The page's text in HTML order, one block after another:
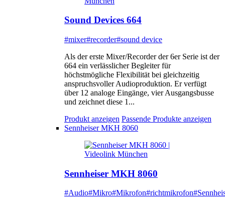
Sound Devices 664
#mixer#recorder#sound device
Als der erste Mixer/Recorder der 6er Serie ist der
664 ein verlässlicher Begleiter für
höchstmögliche Flexibilität bei gleichzeitig
anspruchsvoller Audioproduktion. Er verfügt
über 12 analoge Eingänge, vier Ausgangsbusse
und zeichnet diese 1...
Produkt anzeigen Passende Produkte anzeigen
Sennheiser MKH 8060
Sennheiser MKH 8060
#Audio#Mikro#Mikrofon#richtmikrofon